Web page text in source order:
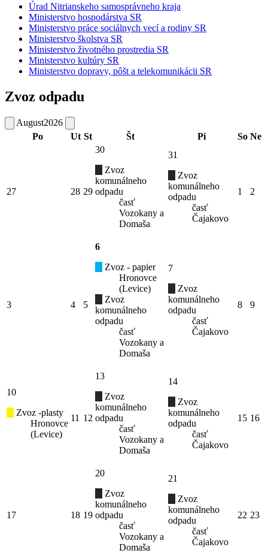
Úrad Nitrianskeho samosprávneho kraja
Ministerstvo hospodárstva SR
Ministerstvo práce sociálnych vecí a rodiny SR
Ministerstvo školstva SR
Ministerstvo životného prostredia SR
Ministerstvo kultúry SR
Ministerstvo dopravy, pôšt a telekomunikácii SR
Zvoz odpadu
August2026
Po
Ut St Št Pi So Ne
27 28 29
30
Zvoz
komunálneho
odpadu
časť
Vozokany a
Domaša
31
Zvoz
komunálneho
odpadu
časť
Čajakovo
1 2
3 4 5
6
Zvoz - papier
Hronovce
(Levice)
Zvoz
komunálneho
odpadu
časť
Vozokany a
Domaša
7
Zvoz
komunálneho
odpadu
časť
Čajakovo
8 9
10
Zvoz -plasty
Hronovce
(Levice)
11 12
13
Zvoz
komunálneho
odpadu
časť
Vozokany a
Domaša
14
Zvoz
komunálneho
odpadu
časť
Čajakovo
15 16
17 18 19
20
Zvoz
komunálneho
odpadu
časť
Vozokany a
Domaša
21
Zvoz
komunálneho
odpadu
časť
Čajakovo
22 23